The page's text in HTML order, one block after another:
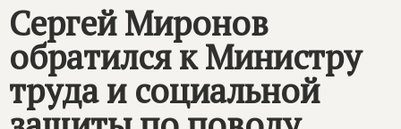
Сергей Миронов
обратился к Министру
труда и социальной